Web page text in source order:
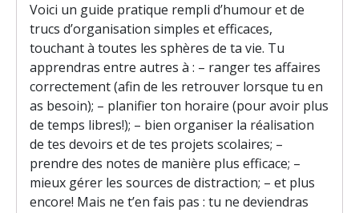
Voici un guide pratique rempli d’humour et de
trucs d’organisation simples et efficaces,
touchant à toutes les sphères de ta vie. Tu
apprendras entre autres à : – ranger tes affaires
correctement (afin de les retrouver lorsque tu en
as besoin); – planifier ton horaire (pour avoir plus
de temps libres!); – bien organiser la réalisation
de tes devoirs et de tes projets scolaires; –
prendre des notes de manière plus efficace; –
mieux gérer les sources de distraction; – et plus
encore! Mais ne t’en fais pas : tu ne deviendras